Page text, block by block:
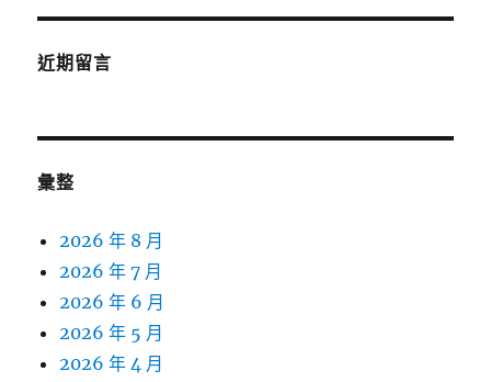
近期留言
彙整
2026 年 8 月
2026 年 7 月
2026 年 6 月
2026 年 5 月
2026 年 4 月